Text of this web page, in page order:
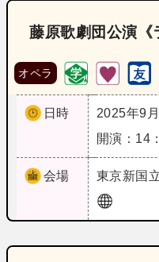
藤原歌劇団公演《
オペラ
日時
2025年9
開演：14
会場 東京新国